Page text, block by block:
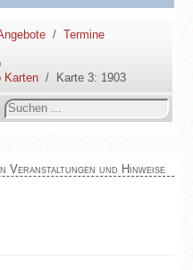
Termine
Karten
Karte 3: 1903
Suchen
...
Veranstaltungen und Hinweise